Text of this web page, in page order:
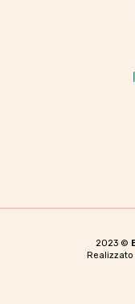
2023 ©
Realizzato